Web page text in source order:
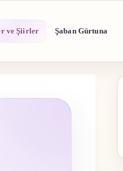
ve Şiirler Şaban Gürtuna